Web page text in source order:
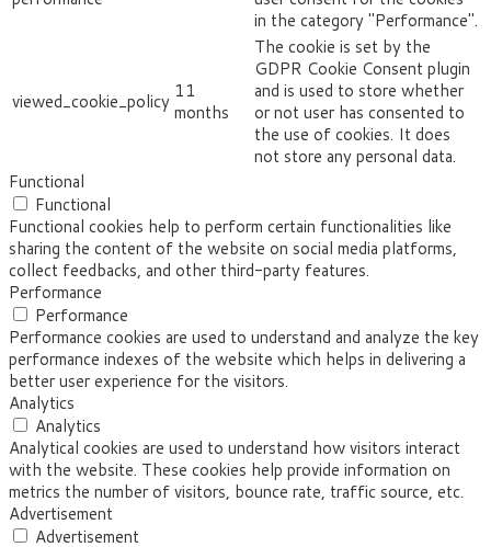
in the category "Performance".
viewed_cookie_policy 11
months
The cookie is set by the
GDPR Cookie Consent plugin
and is used to store whether
or not user has consented to
the use of cookies. It does
not store any personal data.
Functional
Functional
Functional cookies help to perform certain functionalities like
sharing the content of the website on social media platforms,
collect feedbacks, and other third-party features.
Performance
Performance
Performance cookies are used to understand and analyze the key
performance indexes of the website which helps in delivering a
better user experience for the visitors.
Analytics
Analytics
Analytical cookies are used to understand how visitors interact
with the website. These cookies help provide information on
metrics the number of visitors, bounce rate, traffic source, etc.
Advertisement
Advertisement